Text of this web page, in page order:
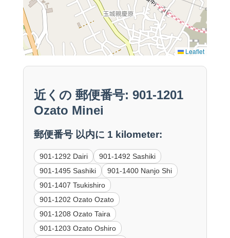
Leaflet
近くの 郵便番号: 901-1201
Ozato Minei
郵便番号 以内に 1 kilometer:
901-1292 Dairi
901-1492 Sashiki
901-1495 Sashiki
901-1400 Nanjo Shi
901-1407 Tsukishiro
901-1202 Ozato Ozato
901-1208 Ozato Taira
901-1203 Ozato Oshiro